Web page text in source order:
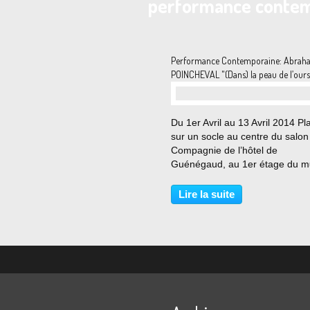
Performance Contemporaine:
POINCHEVAL "(Dans) la peau de
Du 1er Avril au 13 Avril 2014
sur un socle au centre du
Compagnie de l’hôtel de
Guénégaud, au 1er étage du
d’un ours naturalisé sera
l’artiste performeur pendant 13
Lire la suite